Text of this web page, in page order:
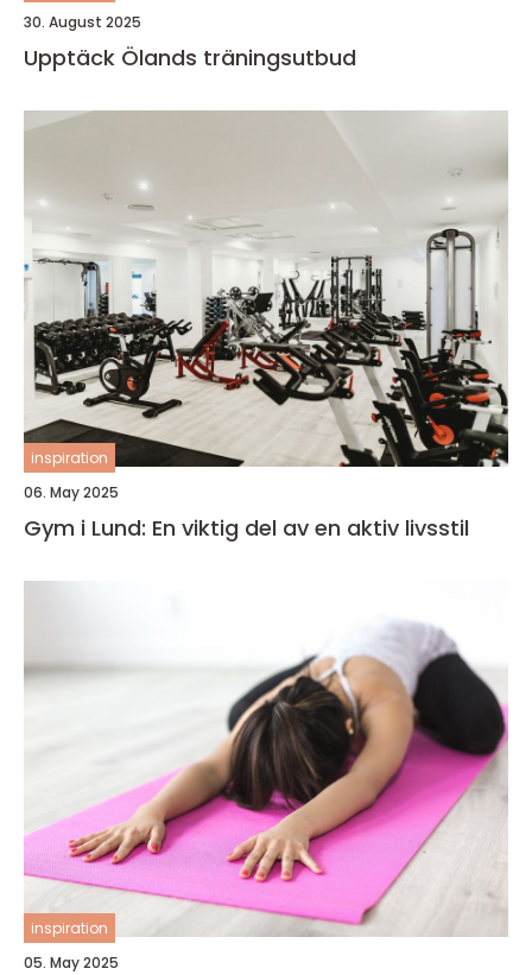
30. August 2025
Upptäck Ölands träningsutbud
inspiration
06. May 2025
Gym i Lund: En viktig del av en aktiv livsstil
inspiration
05. May 2025